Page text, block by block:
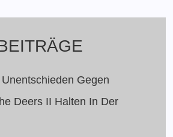
Gegen
Deers II Halten In Der